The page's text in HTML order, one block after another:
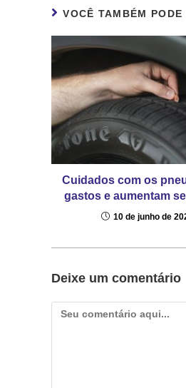
VOCÊ TAMBÉM PODE
Cuidados com os
gastos e aumentam
10 de junho de
Deixe um comentário